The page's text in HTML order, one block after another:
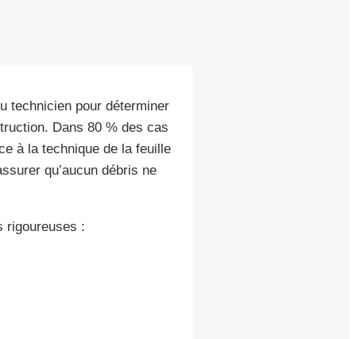
technicien pour déterminer
Dans 80 % des cas
à la technique de la feuille
qu’aucun débris ne
rigoureuses :